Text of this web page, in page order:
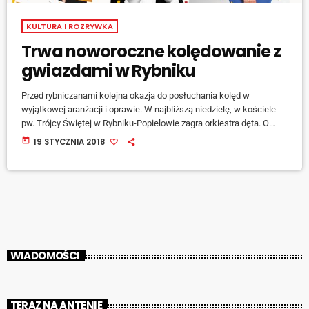
KULTURA I ROZRYWKA
Trwa noworoczne kolędowanie z
gwiazdami w Rybniku
Przed rybniczanami kolejna okazja do posłuchania kolęd w
wyjątkowej aranżacji i oprawie. W najbliższą niedzielę, w kościele
pw. Trójcy Świętej w Rybniku-Popielowie zagra orkiestra dęta. O
szczegółach opowiedziała Agnieszka Skupień, rzecznik UM:
today 19 STYCZNIA 2018
WIADOMOŚCI
TERAZ NA ANTENIE